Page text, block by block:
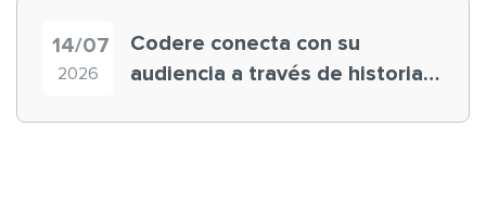
14/07
2026
Codere conecta con su
audiencia a través de historias